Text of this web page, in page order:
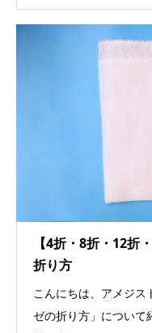
【4折・8折・12折
折り方
こんにちは、アメジス
ゼの折り方」について